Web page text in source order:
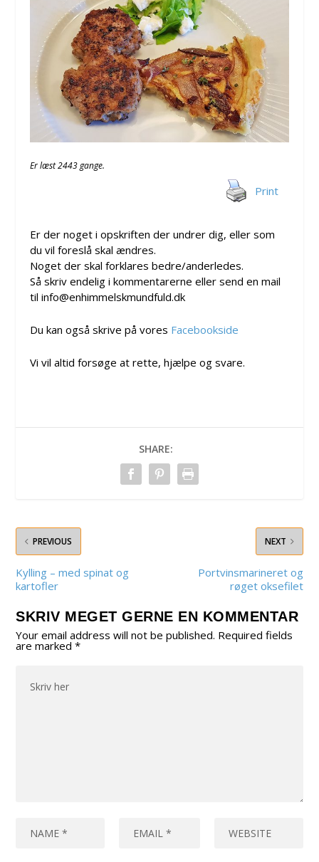
Er læst 2443 gange.
Print
Er der noget i opskriften der undrer dig, eller som
du vil foreslå skal ændres.
Noget der skal forklares bedre/anderledes.
Så skriv endelig i kommentarerne eller send en mail
til info@enhimmelskmundfuld.dk
Du kan også skrive på vores Facebookside
Vi vil altid forsøge at rette, hjælpe og svare.
SHARE:
PREVIOUS
Kylling – med spinat og
kartofler
NEXT
Portvinsmarineret og
røget oksefilet
SKRIV MEGET GERNE EN KOMMENTAR
Your email address will not be published. Required fields
are marked*